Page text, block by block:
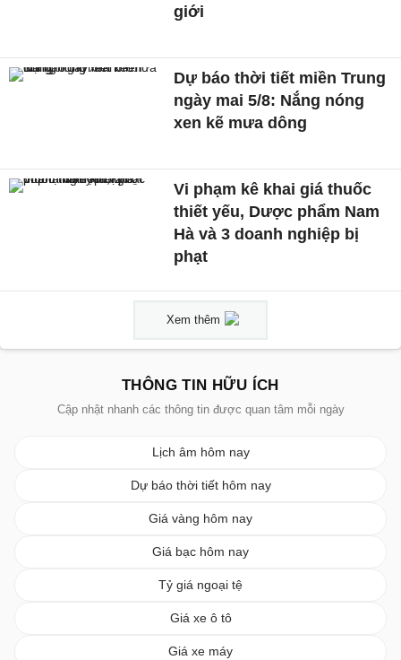
giới
Dự báo thời tiết miền Trung
ngày mai 5/8: Nắng nóng
xen kẽ mưa dông
Vi phạm kê khai giá thuốc
thiết yếu, Dược phẩm Nam
Hà và 3 doanh nghiệp bị
phạt
Xem thêm
THÔNG TIN HỮU ÍCH
Cập nhật nhanh các thông tin được quan tâm mỗi ngày
Lịch âm hôm nay
Dự báo thời tiết hôm nay
Giá vàng hôm nay
Giá bạc hôm nay
Tỷ giá ngoại tệ
Giá xe ô tô
Giá xe máy